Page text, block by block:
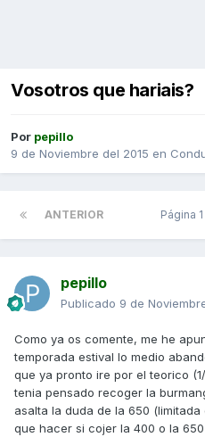
Vosotros que hariais?
Por pepillo
9 de Noviembre del 2015 en
ANTERIOR Página
pepillo
Publicado 9 de
Como ya os comente, me he
temporada estival lo medio
que ya pronto ire por el teorico
tenia pensado recoger la
asalta la duda de la 650
que hacer si cojer la 400 o la